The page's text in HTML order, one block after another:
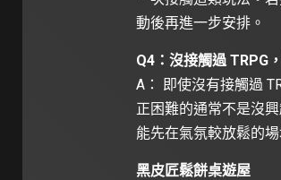
動後再進一步安排。
Q4：沒接觸過 TRPG
A： 即使沒有接觸過
正困難的通常不是沒
能先在氣氛較放鬆的
黑皮匠鬆餅桌遊屋